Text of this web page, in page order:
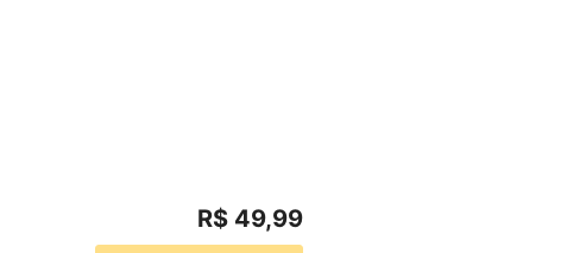
R$ 49,99